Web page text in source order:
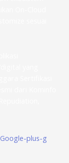
Google-plus-g